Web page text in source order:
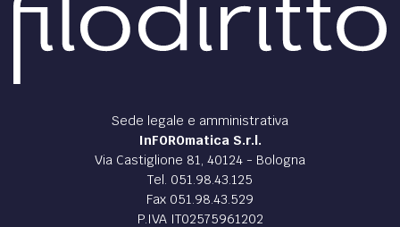
Sede legale e amministrativa
InFOROmatica S.r.l.
Via Castiglione 81, 40124 - Bologna
Tel. 051.98.43.125
Fax 051.98.43.529
P.IVA IT02575961202